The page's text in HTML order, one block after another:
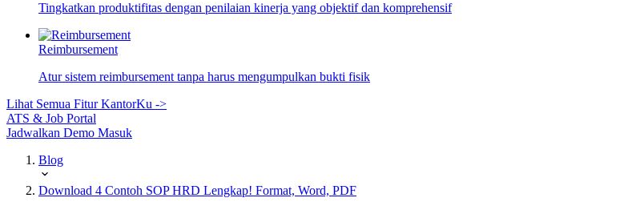
Tingkatkan produktifitas dengan penilaian kinerja yang objektif dan komprehensif
Reimbursement
Atur sistem reimbursement tanpa harus mengumpulkan bukti fisik
Lihat Semua Fitur KantorKu ->
ATS & Job Portal
Jadwalkan Demo Masuk
Blog
Download 4 Contoh SOP HRD Lengkap! Format, Word, PDF